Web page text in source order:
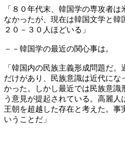
「８０年代末、韓国学の専攻者
なかったが、現在は韓国文学と韓
２０－３０人ほどいる」
－－韓国学の最近の関心事は。
「韓国内の民族主義形成問題だ
だけがあり、民族意識は近代にな
かった。しかし最近では民族意識
う意見が提起されている。高麗人
王朝を超越した存在と考えた。事
いうことだ」